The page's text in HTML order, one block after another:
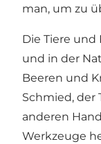
man, um zu
Die Tiere
und in der
Beeren und
Schmied, der
anderen
Werkzeuge